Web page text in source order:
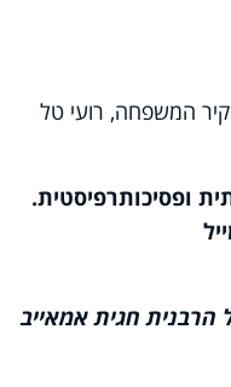
המשפחה, רועי טל
ופסיכותרפיסטית.
חגית אמאייב